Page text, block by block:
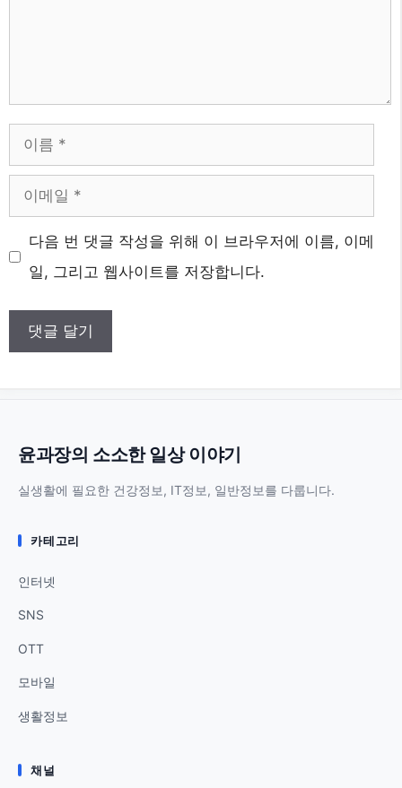
름
메
일 다음 번 댓글 작성을 위해 이 브라우저에 이름, 이메
일, 그리고 웹사이트를 저장합니다.
윤과장의 소소한 일상 이야기
실생활에 필요한 건강정보, IT정보, 일반정보를 다룹니다.
카테고리
인터넷
SNS
OTT
모바일
생활정보
채널